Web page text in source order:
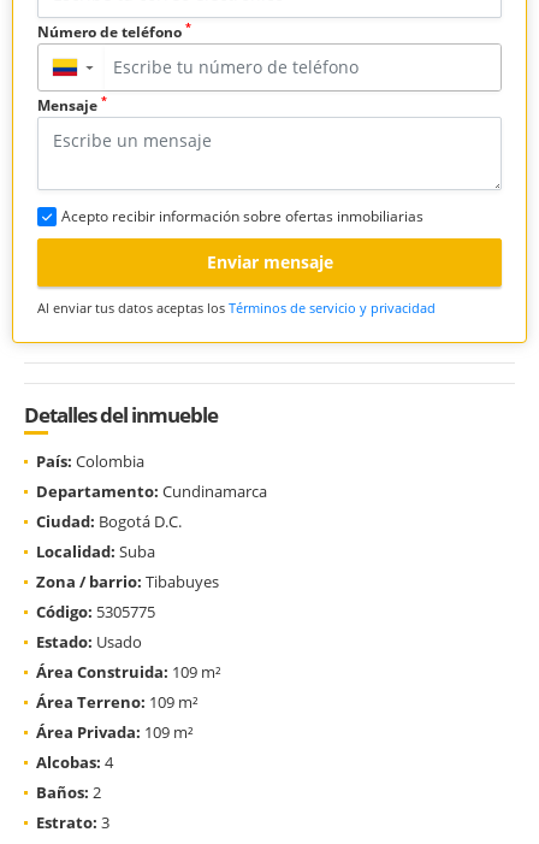
Número de teléfono *
▼
Mensaje *
Acepto recibir información sobre ofertas inmobiliarias
Enviar mensaje
Al enviar tus datos aceptas los Términos de servicio y privacidad
Detalles del inmueble
País: Colombia
Departamento: Cundinamarca
Ciudad: Bogotá D.C.
Localidad: Suba
Zona / barrio: Tibabuyes
Código: 5305775
Estado: Usado
Área Construida: 109 m²
Área Terreno: 109 m²
Área Privada: 109 m²
Alcobas: 4
Baños: 2
Estrato: 3